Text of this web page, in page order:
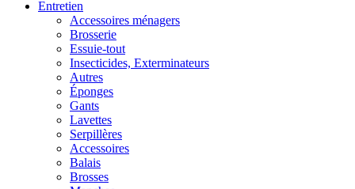
Entretien
Accessoires ménagers
Brosserie
Essuie-tout
Insecticides, Exterminateurs
Autres
Éponges
Gants
Lavettes
Serpillères
Accessoires
Balais
Brosses